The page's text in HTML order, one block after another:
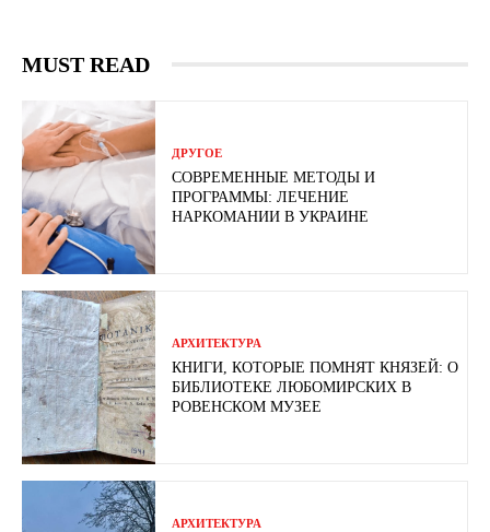
MUST READ
ДРУГОЕ
СОВРЕМЕННЫЕ МЕТОДЫ И
ПРОГРАММЫ: ЛЕЧЕНИЕ
НАРКОМАНИИ В УКРАИНЕ
АРХИТЕКТУРА
КНИГИ, КОТОРЫЕ ПОМНЯТ КНЯЗЕЙ: О
БИБЛИОТЕКЕ ЛЮБОМИРСКИХ В
РОВЕНСКОМ МУЗЕЕ
АРХИТЕКТУРА